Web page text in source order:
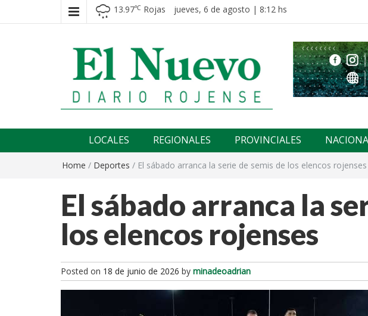
13.97℃ Rojas jueves, 6 de agosto | 8:12 hs
El nuevo rojense
LOCALES REGIONALES PROVINCIALES
Home / Deportes / El sábado arranca la serie de semis de los elencos rojenses
El sábado arranca la
los elencos rojenses
Posted on 18 de junio de 2026 by minadeoadrian